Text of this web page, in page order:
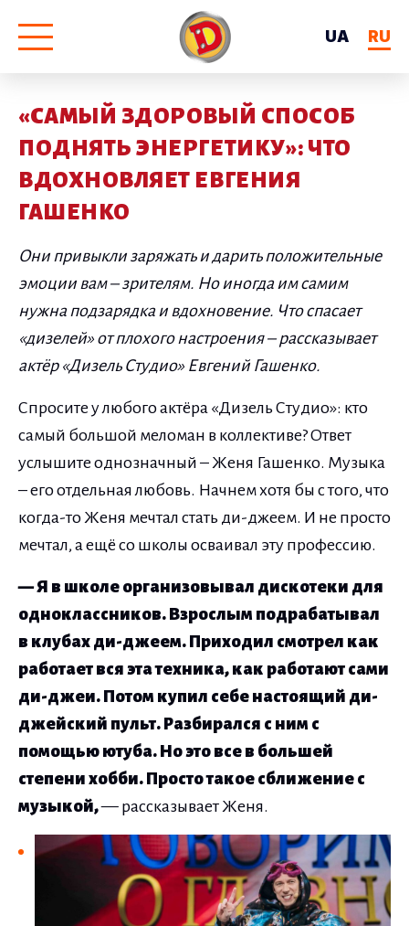
UA
RU
«САМЫЙ ЗДОРОВЫЙ СПОСОБ
ПОДНЯТЬ ЭНЕРГЕТИКУ»: ЧТО
ВДОХНОВЛЯЕТ ЕВГЕНИЯ
ГАШЕНКО
Они привыкли заряжать и дарить положительные
эмоции вам – зрителям. Но иногда им самим
нужна подзарядка и вдохновение. Что спасает
«дизелей» от плохого настроения – рассказывает
актёр «Дизель Студио» Евгений Гашенко.
Спросите у любого актёра «Дизель Студио»: кто
самый большой меломан в коллективе? Ответ
услышите однозначный – Женя Гашенко. Музыка
– его отдельная любовь. Начнем хотя бы с того, что
когда-то Женя мечтал стать ди-джеем. И не просто
мечтал, а ещё со школы осваивал эту профессию.
— Я в школе организовывал дискотеки для
одноклассников. Взрослым подрабатывал
в клубах ди-джеем. Приходил смотрел как
работает вся эта техника, как работают сами
ди-джеи. Потом купил себе настоящий ди-
джейский пульт. Разбирался с ним с
помощью ютуба. Но это все в большей
степени хобби. Просто такое сближение с
музыкой,— рассказывает Женя.